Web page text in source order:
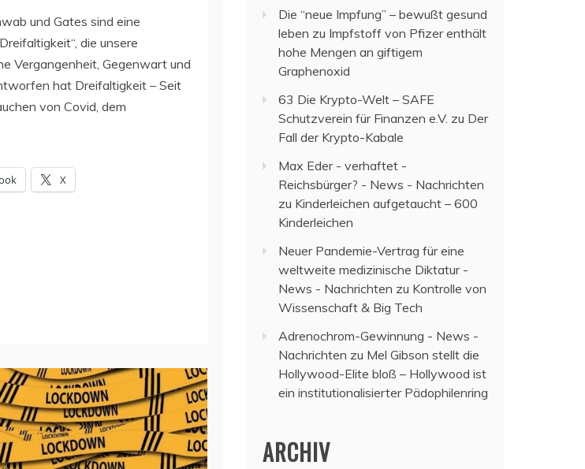
und Gates sind eine
die unsere
Vergangenheit, Gegenwart und
hat Dreifaltigkeit – Seit
von Covid, dem
X
Die “neue Impfung” – bewußt gesund
leben zu Impfstoff von Pfizer enthält
hohe Mengen an giftigem
Graphenoxid
63 Die Krypto-Welt – SAFE
Schutzverein für Finanzen e.V. zu Der
Fall der Krypto-Kabale
Max Eder - verhaftet -
Reichsbürger? - News - Nachrichten
zu Kinderleichen aufgetaucht – 600
Kinderleichen
Neuer Pandemie-Vertrag für eine
weltweite medizinische Diktatur -
News - Nachrichten zu Kontrolle von
Wissenschaft & Big Tech
Adrenochrom-Gewinnung - News -
Nachrichten zu Mel Gibson stellt die
Hollywood-Elite bloß – Hollywood ist
ein institutionalisierter Pädophilenring
ARCHIV